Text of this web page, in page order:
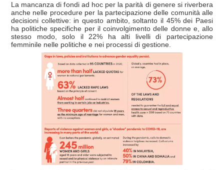
La mancanza di fondi ad hoc per la parità di genere si riverbera
anche nelle procedure per la partecipazione delle comunità alle
decisioni collettive: in questo ambito, soltanto il 45% dei Paesi
ha politiche specifiche per il coinvolgimento delle donne e, allo
stesso modo, solo il 22% ha alti livelli di partecipazione
femminile nelle politiche e nei processi di gestione.